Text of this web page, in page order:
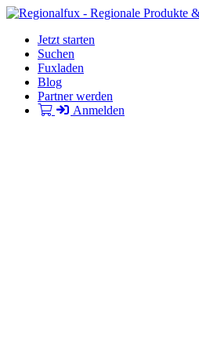
Jetzt starten
Suchen
Fuxladen
Blog
Partner werden
Anmelden